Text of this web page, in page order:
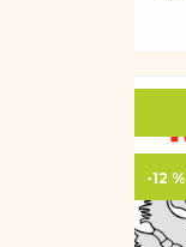
-12 %